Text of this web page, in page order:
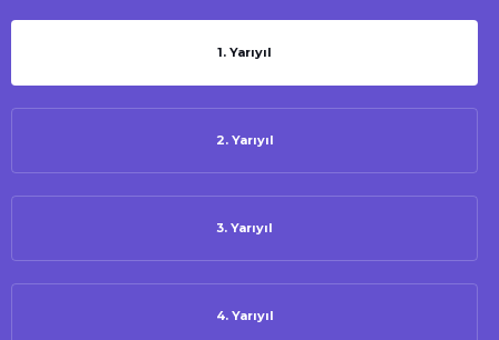
1. Yarıyıl
2. Yarıyıl
3. Yarıyıl
4. Yarıyıl